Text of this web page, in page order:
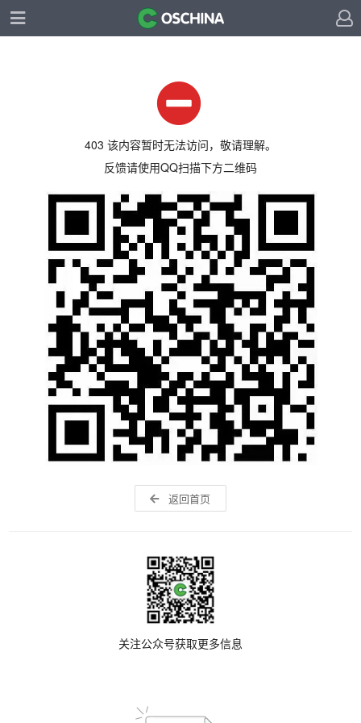
403 该内容暂时无法访问，敬请理解。
反馈请使用QQ扫描下方二维码
返回首页
关注公众号获取更多信息